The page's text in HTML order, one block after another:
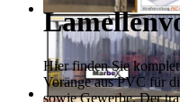
Hier finden Sie
Voränge aus PVC für
sowie Gewerbe. Der